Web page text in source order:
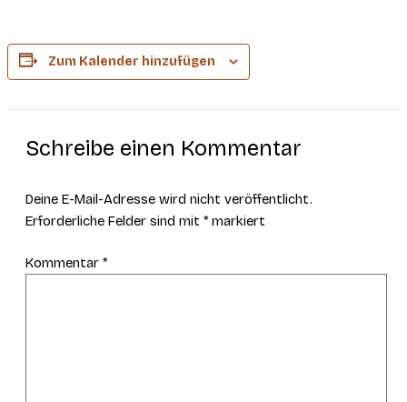
Zum Kalender hinzufügen
Schreibe einen Kommentar
Deine E-Mail-Adresse wird nicht veröffentlicht.
Erforderliche Felder sind mit * markiert
Kommentar *